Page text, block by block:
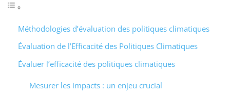
Méthodologies d’évaluation des politiques climatiques
Évaluation de l’Efficacité des Politiques Climatiques
Évaluer l’efficacité des politiques climatiques
Mesurer les impacts : un enjeu crucial